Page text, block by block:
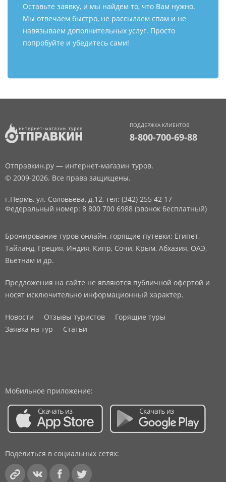
Оставьте заявку, и мы найдем то, что Вам нужно.
Мы отвечаем быстро, не рассылаем спам и не
навязываем дополнительных услуг. Просто
попробуйте и убедитесь сами!
ПОДДЕРЖКА КЛИЕНТОВ
8-800-700-69-88
Отправкин.ру — интернет-магазин туров.
© 2009-2026. Все права защищены.
г.Пермь, ул. Соловьева, д.12, тел: (342) 255 42 17
Федеральный номер: 8 800 700 6988 (звонок бесплатный)
Бронирование туров онлайн, горящие путевки: Египет,
Тайланд, Греция, Индия, Кипр, Сочи, Крым, Абхазия, ОАЭ,
Вьетнам и др.
Предложения на сайте не являются публичной офертой и
носят исключительно информационный характер.
Новости Отзывы туристов
Горящие туры
Заявка на тур
Статьи
Мобильное приложение:
Поделиться в социальных сетях: